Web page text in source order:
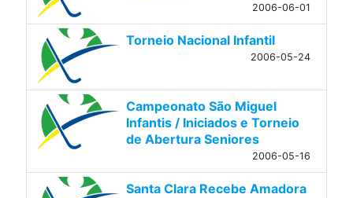
2006-06-01
Torneio Nacional Infantil
2006-05-24
Campeonato São Miguel
Infantis / Iniciados e Torneio
de Abertura Seniores
2006-05-16
Santa Clara Recebe Amadora